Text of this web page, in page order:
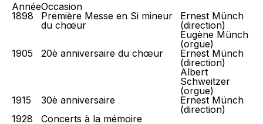
AnnéeOccasion
1898
Première Messe en Si mineur
du chœur
Ernest Münch
(direction)
Eugène Münch
(orgue)
1905
20è anniversaire du chœur
Ernest Münch
(direction)
Albert
Schweitzer
(orgue)
1915
30è anniversaire
Ernest Münch
(direction)
1928
Concerts à la mémoire